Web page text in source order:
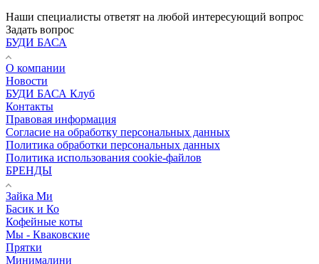
Наши специалисты ответят на любой интересующий вопрос
Задать вопрос
БУДИ БАСА
О компании
Новости
БУДИ БАСА Клуб
Контакты
Правовая информация
Согласие на обработку персональных данных
Политика обработки персональных данных
Политика использования cookie-файлов
БРЕНДЫ
Зайка Ми
Басик и Ко
Кофейные коты
Мы - Кваковские
Прятки
Минималини